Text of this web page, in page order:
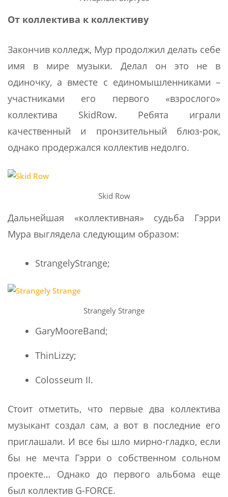
От коллектива к коллективу
Закончив колледж, Мур продолжил делать себе
имя в мире музыки. Делал он это не в
одиночку, а вместе с единомышленниками –
участниками его первого «взрослого»
коллектива SkidRow. Ребята играли
качественный и пронзительный блюз-рок,
однако продержался коллектив недолго.
Skid Row
Дальнейшая «коллективная» судьба Гэрри
Мура выглядела следующим образом:
StrangelyStrange;
Strangely Strange
GaryMooreBand;
ThinLizzy;
Colosseum II.
Стоит отметить, что первые два коллектива
музыкант создал сам, а вот в последние его
приглашали. И все бы шло мирно-гладко, если
бы не мечта Гэрри о собственном сольном
проекте… Однако до первого альбома еще
был коллектив G-FORCE.